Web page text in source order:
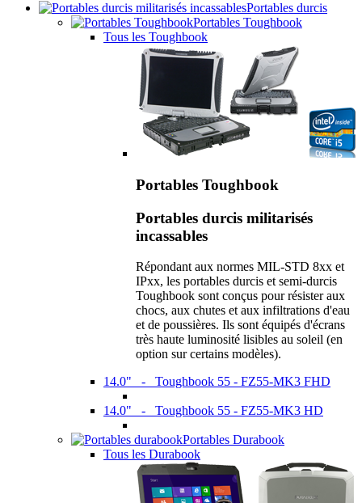
Portables durcis
Portables Toughbook
Tous les Toughbook
Portables Toughbook
Portables durcis militarisés
incassables
Répondant aux normes MIL-STD 8xx et
IPxx, les portables durcis et semi-durcis
Toughbook sont conçus pour résister aux
chocs, aux chutes et aux infiltrations d'eau
et de poussières. Ils sont équipés d'écrans
très haute luminosité lisibles au soleil (en
option sur certains modèles).
14.0" - Toughbook 55 - FZ55-MK3 FHD
14.0" - Toughbook 55 - FZ55-MK3 HD
Portables Durabook
Tous les Durabook